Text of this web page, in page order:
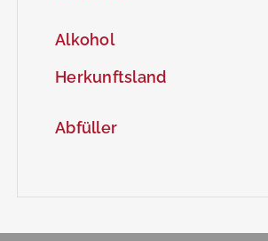
Alkohol
Herkunftsland
Abfüller